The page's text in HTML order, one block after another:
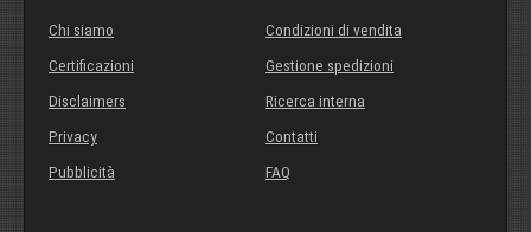
Chi siamo
Certificazioni
Disclaimers
Privacy
Pubblicità
Condizioni di vendita
Gestione spedizioni
Ricerca interna
Contatti
FAQ